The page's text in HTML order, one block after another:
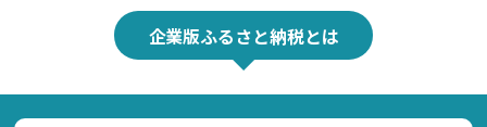
企業版ふるさと納税とは